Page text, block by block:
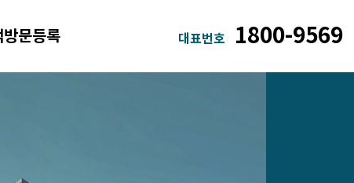
방문등록 대표번호 1800-9569